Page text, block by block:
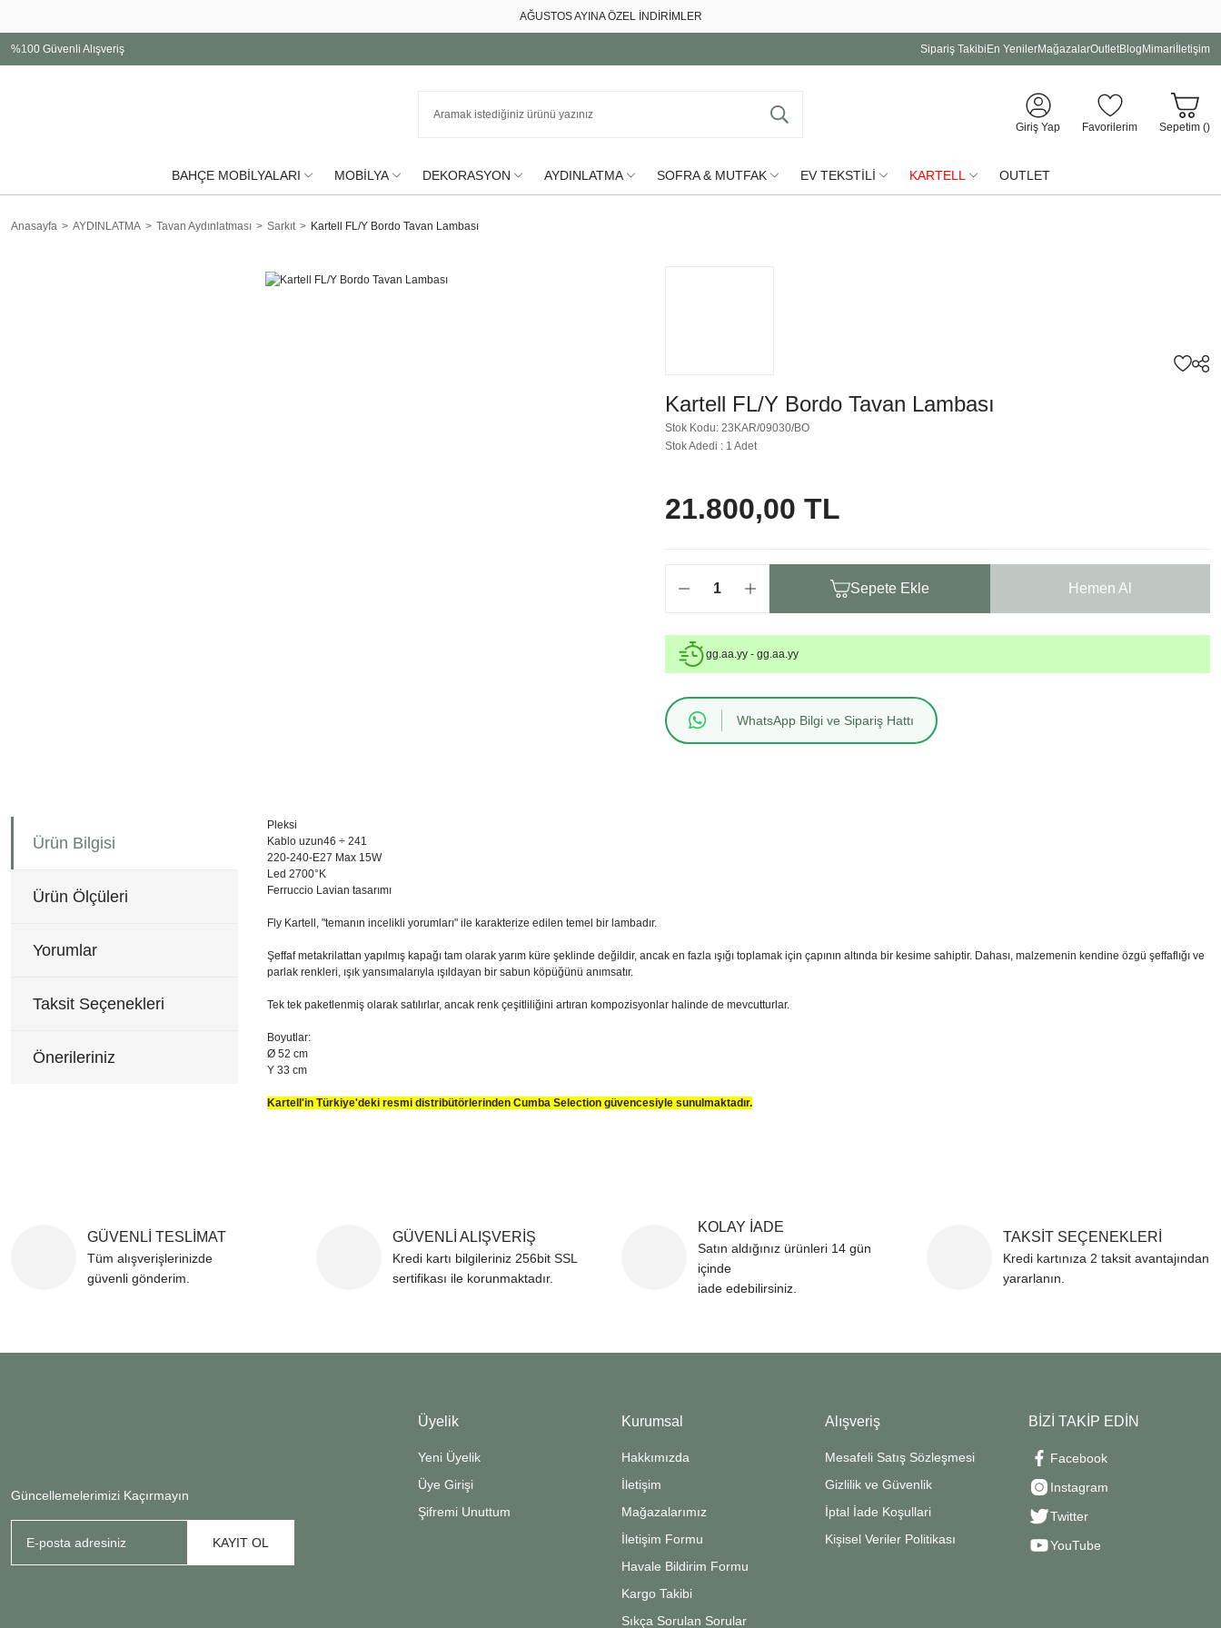
AĞUSTOS AYINA ÖZEL İNDİRİMLER
%100 Güvenli Alışveriş Sipariş Takibi En YenilerMağazalarOutletBlog Mimari İletişim
Giriş Yap Favorilerim Sepetim ()
BAHÇE MOBİLYALARI MOBİLYA DEKORASYON AYDINLATMA SOFRA & MUTFAK EV TEKSTİLİ KARTELL OUTLET
Anasayfa AYDINLATMA Tavan Aydınlatması Sarkıt Kartell FL/Y Bordo Tavan Lambası
Kartell FL/Y Bordo Tavan Lambası
Stok Kodu: 23KAR/09030/BO
Stok Adedi : 1 Adet
21.800,00 TL
Sepete Ekle Hemen Al
gg.aa.yy - gg.aa.yy
WhatsApp Bilgi ve Sipariş Hattı
Ürün Bilgisi
Ürün Ölçüleri
Yorumlar
Taksit Seçenekleri
Önerileriniz
Pleksi
Kablo uzun46 ÷ 241
220-240-E27 Max 15W
Led 2700°K
Ferruccio Lavian tasarımı
Fly Kartell, "temanın incelikli yorumları" ile karakterize edilen temel bir lambadır.
Şeffaf metakrilattan yapılmış kapağı tam olarak yarım küre şeklinde değildir, ancak en fazla ışığı toplamak için çapının altında bir kesime sahiptir. Dahası, malzemenin kendine özgü şeffaflığı ve
parlak renkleri, ışık yansımalarıyla ışıldayan bir sabun köpüğünü anımsatır.
Tek tek paketlenmiş olarak satılırlar, ancak renk çeşitliliğini artıran kompozisyonlar halinde de mevcutturlar.
Boyutlar:
Ø 52 cm
Y 33 cm
Kartell'in Türkiye'deki resmi distribütörlerinden Cumba Selection güvencesiyle sunulmaktadır.
Ürün bilgilerinde hatalar bulunuyor.
Ürün fiyatı diğer sitelerden daha pahalı.
Bu ürüne benzer farklı alternatifler olmalı.
GÜVENLİ TESLİMAT
Tüm alışverişlerinizde
güvenli gönderim.
GÜVENLİ ALIŞVERİŞ
Kredi kartı bilgileriniz 256bit SSL
sertifikası ile korunmaktadır.
KOLAY İADE
Satın aldığınız ürünleri 14 gün
içinde
iade edebilirsiniz.
TAKSİT SEÇENEKLERİ
Kredi kartınıza 2 taksit avantajından
yararlanın.
Güncellemelerimizi Kaçırmayın
KAYIT OL
Üyelik
Yeni Üyelik
Üye Girişi
Şifremi Unuttum
Kurumsal
Hakkımızda
İletişim
Mağazalarımız
İletişim Formu
Havale Bildirim Formu
Kargo Takibi
Sıkça Sorulan Sorular
Alışveriş
Mesafeli Satış Sözleşmesi
Gizlilik ve Güvenlik
İptal İade Koşullari
Kişisel Veriler Politikası
BİZİ TAKİP EDİN
Facebook
Instagram
Twitter
YouTube